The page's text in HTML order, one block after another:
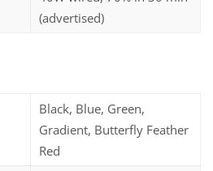
(advertised)
Black, Blue, Green,
Gradient, Butterfly Feather
Red